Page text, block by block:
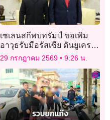
เซเลนสกีพบทรัมป์ ขอเพิ่ม
อาวุธรับมือรัสเซีย ดันยูเครน
ผลิตขีปนาวุธแพทริออต
29 กรกฎาคม 2569 9:26 น.